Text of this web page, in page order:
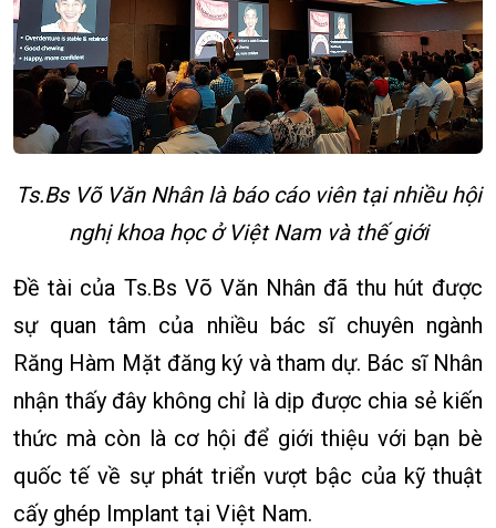
Ts.Bs Võ Văn Nhân là báo cáo viên tại nhiều hội
nghị khoa học ở Việt Nam và thế giới
Đề tài của Ts.Bs Võ Văn Nhân đã thu hút được
sự quan tâm của nhiều bác sĩ chuyên ngành
Răng Hàm Mặt đăng ký và tham dự. Bác sĩ Nhân
nhận thấy đây không chỉ là dịp được chia sẻ kiến
thức mà còn là cơ hội để giới thiệu với bạn bè
quốc tế về sự phát triển vượt bậc của kỹ thuật
cấy ghép Implant tại Việt Nam.